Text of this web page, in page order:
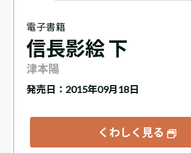
電子書籍
信長影絵 下
津本陽
発売日：2015年09月18日
くわしく見る